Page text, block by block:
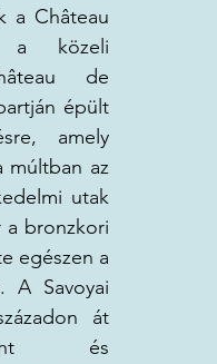
a Château
a közeli
de
épült
amely
múltban az
utak
a bronzkori
egészen a
A Savoyai
át
és